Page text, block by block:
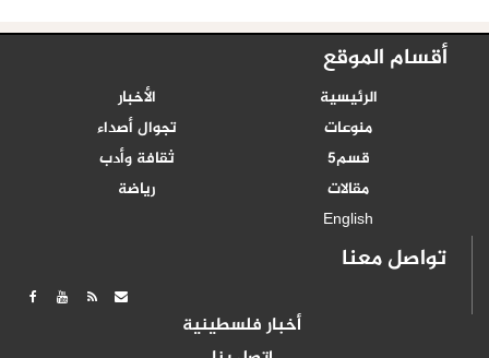
أقسام الموقع
الرئيسية
الأخبار
منوعات
تجوال أصداء
قسم5
ثقافة وأدب
مقالات
رياضة
English
تواصل معنا
أخبار فلسطينية